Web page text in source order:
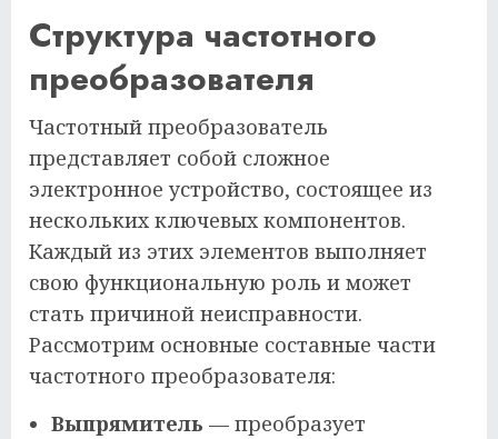
Структура частотного
преобразователя
Частотный преобразователь
представляет собой сложное
электронное устройство, состоящее из
нескольких ключевых компонентов.
Каждый из этих элементов выполняет
свою функциональную роль и может
стать причиной неисправности.
Рассмотрим основные составные части
частотного преобразователя:
Выпрямитель — преобразует